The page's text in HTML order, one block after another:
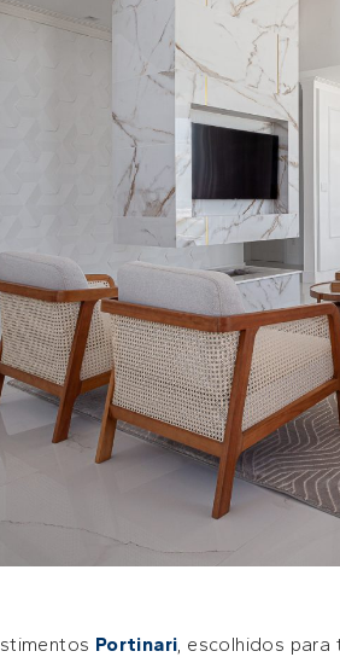
Portinari , escolhidos